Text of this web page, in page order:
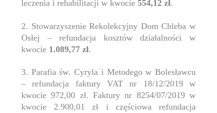
leczenia i rehabilitacji w kwocie 554,12 zł.
2. Stowarzyszenie Rekolekcyjny Dom Chleba w
Osłej – refundacja kosztów działalności w
kwocie 1.089,77 zł.
3. Parafia św. Cyryla i Metodego w Bolesławcu
– refundacja faktury VAT nr 18/12/2019 w
kwocie 972,00 zł. Faktury nr 8254/07/2019 w
kwocie 2.900,01 zł i częściowa refundacja